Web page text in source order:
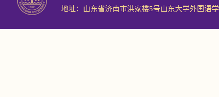
地址：山东省济南市洪家楼5号山东大学外国语